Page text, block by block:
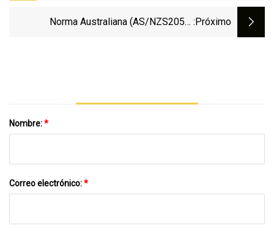
Agua Y La Industria
Norma Australiana (AS/NZS2053) :próximo
Nombre:*
Correo electrónico:*